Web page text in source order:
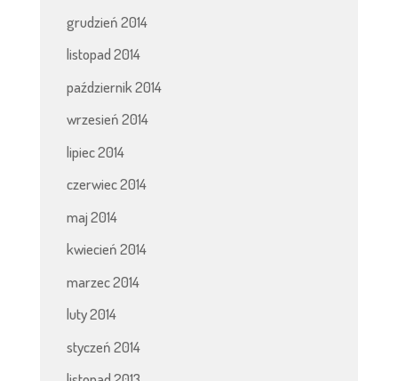
grudzień 2014
listopad 2014
październik 2014
wrzesień 2014
lipiec 2014
czerwiec 2014
maj 2014
kwiecień 2014
marzec 2014
luty 2014
styczeń 2014